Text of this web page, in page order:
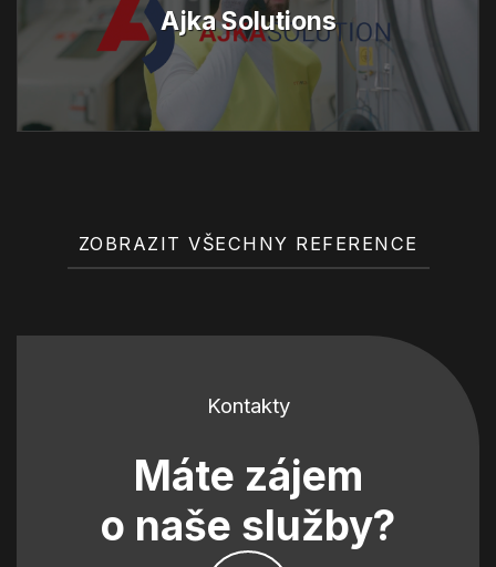
Ajka Solutions
ZOBRAZIT VŠECHNY REFERENCE
Kontakty
Máte zájem
o naše služby?